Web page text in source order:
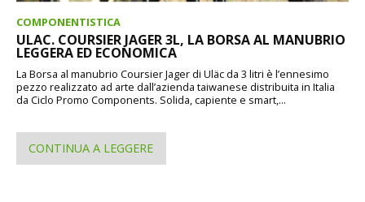
COMPONENTISTICA
ULAC. COURSIER JAGER 3L, LA BORSA AL MANUBRIO
LEGGERA ED ECONOMICA
La Borsa al manubrio Coursier Jager di Uläc da 3 litri è l’ennesimo
pezzo realizzato ad arte dall’azienda taiwanese distribuita in Italia
da Ciclo Promo Components. Solida, capiente e smart,...
CONTINUA A LEGGERE